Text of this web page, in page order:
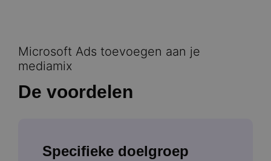
Microsoft Ads toevoegen aan je
mediamix
De voordelen
Specifieke doelgroep